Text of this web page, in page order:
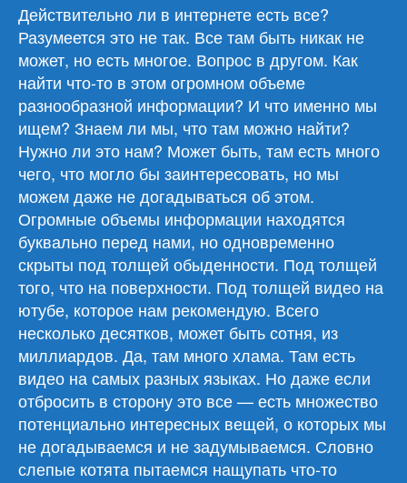
18.12.24
Действительно ли в интернете есть все?
Разумеется это не так. Все там быть никак не
может, но есть многое. Вопрос в другом. Как
найти что-то в этом огромном объеме
разнообразной информации? И что именно мы
ищем? Знаем ли мы, что там можно найти?
Нужно ли это нам? Может быть, там есть много
чего, что могло бы заинтересовать, но мы
можем даже не догадываться об этом.
Огромные объемы информации находятся
буквально перед нами, но одновременно
скрыты под толщей обыденности. Под толщей
того, что на поверхности. Под толщей видео на
ютубе, которое нам рекомендую. Всего
несколько десятков, может быть сотня, из
миллиардов. Да, там много хлама. Там есть
видео на самых разных языках. Но даже если
отбросить в сторону это все — есть множество
потенциально интересных вещей, о которых мы
не догадываемся и не задумываемся. Словно
слепые котята пытаемся нащупать что-то